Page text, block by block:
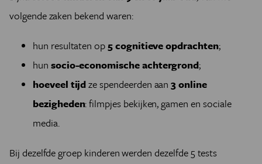
volgende zaken bekend waren:
hun resultaten op5 cognitieve opdrachten;
hun socio-economische achtergrond;
hoeveel tijdze spendeerden aan3 online
bezigheden: filmpjes bekijken, gamen en sociale
media.
Bij dezelfde groep kinderen werden dezelfde 5 tests